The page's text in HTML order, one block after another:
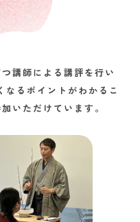
講師による講評を行い
なるポイントがわかるこ
いただけています。